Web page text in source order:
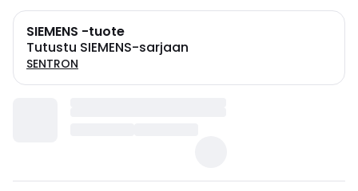
SIEMENS -tuote
Tutustu SIEMENS-sarjaan
SENTRON